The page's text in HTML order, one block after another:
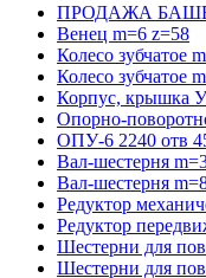
ПРОДАЖА
Венец m=6 z=58
Колесо зубчатое
Колесо зубчатое
Корпус, крышка
Опорно-
ОПУ-6 2240 отв
Вал-шестерня
Вал-шестерня
Редуктор
Редуктор
Шестерни для
Шестерни для